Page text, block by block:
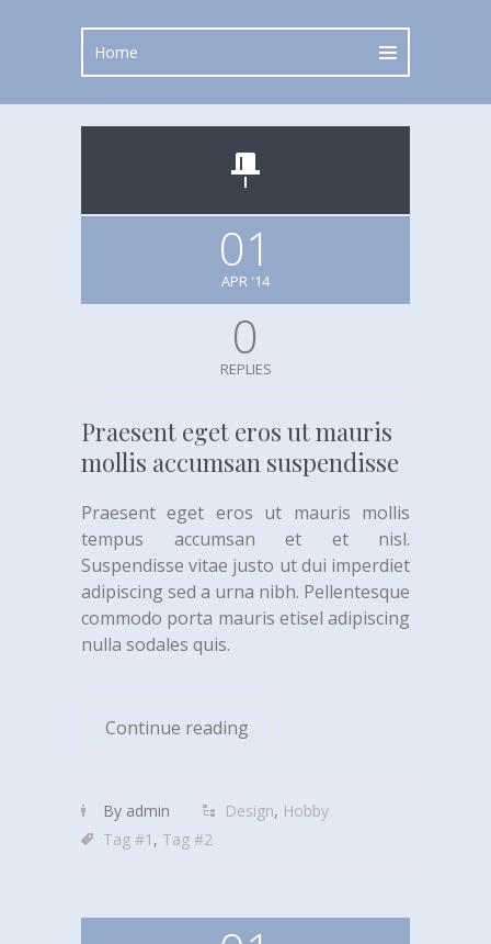
01
APR '14
0
REPLIES
Praesent eget eros ut mauris
mollis accumsan suspendisse
Praesent eget eros ut mauris mollis
tempus accumsan et et nisl.
Suspendisse vitae justo ut dui imperdiet
adipiscing sed a urna nibh. Pellentesque
commodo porta mauris etisel adipiscing
nulla sodales quis.
Continue reading
By admin Design, Hobby
Tag #1 , Tag #2